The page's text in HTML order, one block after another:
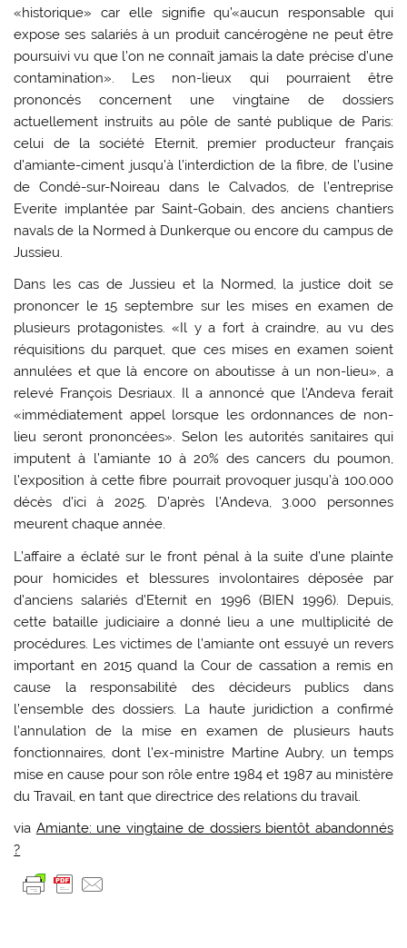
«historique» car elle signifie qu’«aucun responsable qui
expose ses salariés à un produit cancérogène ne peut être
poursuivi vu que l’on ne connaît jamais la date précise d’une
contamination». Les non-lieux qui pourraient être
prononcés concernent une vingtaine de dossiers
actuellement instruits au pôle de santé publique de Paris:
celui de la société Eternit, premier producteur français
d’amiante-ciment jusqu’à l’interdiction de la fibre, de l’usine
de Condé-sur-Noireau dans le Calvados, de l’entreprise
Everite implantée par Saint-Gobain, des anciens chantiers
navals de la Normed à Dunkerque ou encore du campus de
Jussieu.
Dans les cas de Jussieu et la Normed, la justice doit se
prononcer le 15 septembre sur les mises en examen de
plusieurs protagonistes. «Il y a fort à craindre, au vu des
réquisitions du parquet, que ces mises en examen soient
annulées et que là encore on aboutisse à un non-lieu», a
relevé François Desriaux. Il a annoncé que l’Andeva ferait
«immédiatement appel lorsque les ordonnances de non-
lieu seront prononcées». Selon les autorités sanitaires qui
imputent à l’amiante 10 à 20% des cancers du poumon,
l’exposition à cette fibre pourrait provoquer jusqu’à 100.000
décès d’ici à 2025. D’après l’Andeva, 3.000 personnes
meurent chaque année.
L’affaire a éclaté sur le front pénal à la suite d’une plainte
pour homicides et blessures involontaires déposée par
d’anciens salariés d’Eternit en 1996 (BIEN 1996). Depuis,
cette bataille judiciaire a donné lieu a une multiplicité de
procédures. Les victimes de l’amiante ont essuyé un revers
important en 2015 quand la Cour de cassation a remis en
cause la responsabilité des décideurs publics dans
l’ensemble des dossiers. La haute juridiction a confirmé
l’annulation de la mise en examen de plusieurs hauts
fonctionnaires, dont l’ex-ministre Martine Aubry, un temps
mise en cause pour son rôle entre 1984 et 1987 au ministère
du Travail, en tant que directrice des relations du travail.
via Amiante: une vingtaine de dossiers bientôt abandonnés
?